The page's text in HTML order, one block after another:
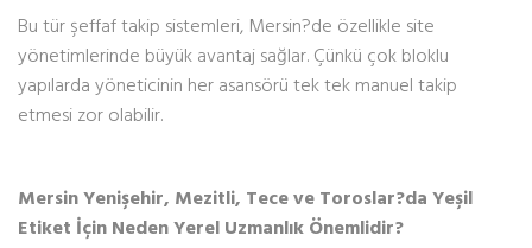
Bu tür şeffaf takip sistemleri, Mersin?de özellikle site
yönetimlerinde büyük avantaj sağlar. Çünkü çok bloklu
yapılarda yöneticinin her asansörü tek tek manuel takip
etmesi zor olabilir.
Mersin Yenişehir, Mezitli, Tece ve Toroslar?da Yeşil
Etiket İçin Neden Yerel Uzmanlık Önemlidir?